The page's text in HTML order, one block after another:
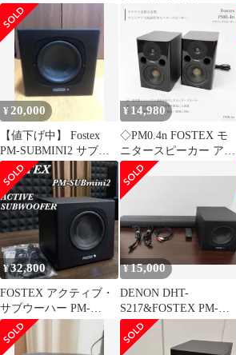
ブウーファーセット
ー 動作品 元箱付き
¥ 20,000
【値下げ中】 Fostex
PM-SUBMINI2 サブウ
ーファー
¥ 14,980
◇PM0.4n FOSTEX モ
ニタースピーカー アク
ティブスピーカー DTM
音楽制作 ホームスタジ
オ デスクトップオーデ
ィオ ニアフィールドモ
ニター アンプ内蔵 00s
vintage
¥32,800
FOSTEX アクティブ・
サブウーハー PM-
SUBmini2 付属品完備
¥15,000
DENON DHT-
S217&FOSTEX PM-
SUBmini2